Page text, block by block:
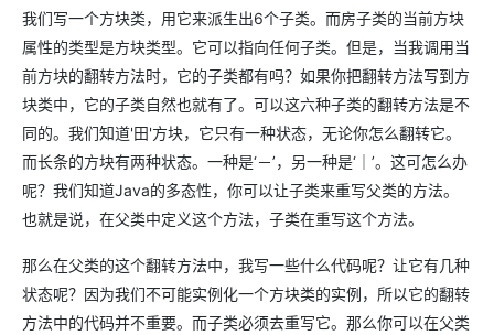
我们写一个方块类，用它来派生出6个子类。而房子类的当前方块
属性的类型是方块类型。它可以指向任何子类。但是，当我调用当
前方块的翻转方法时，它的子类都有吗？如果你把翻转方法写到方
块类中，它的子类自然也就有了。可以这六种子类的翻转方法是不
同的。我们知道'田'方块，它只有一种状态，无论你怎么翻转它。
而长条的方块有两种状态。一种是‘－’，另一种是‘｜’。这可怎么办
呢？我们知道Java的多态性，你可以让子类来重写父类的方法。
也就是说，在父类中定义这个方法，子类在重写这个方法。
那么在父类的这个翻转方法中，我写一些什么代码呢？让它有几种
状态呢？因为我们不可能实例化一个方块类的实例，所以它的翻转
方法中的代码并不重要。而子类必须去重写它。那么你可以在父类